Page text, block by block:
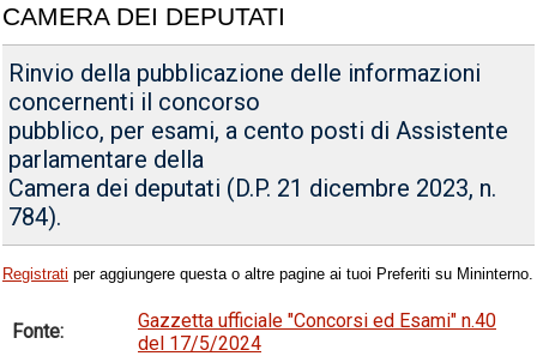
CAMERA DEI DEPUTATI
Rinvio della pubblicazione delle informazioni
concernenti il concorso
pubblico, per esami, a cento posti di Assistente
parlamentare della
Camera dei deputati (D.P. 21 dicembre 2023, n.
784).
Registrati per aggiungere questa o altre pagine ai tuoi Preferiti su Mininterno.
Fonte:
Gazzetta ufficiale "Concorsi ed Esami" n.40
del 17/5/2024